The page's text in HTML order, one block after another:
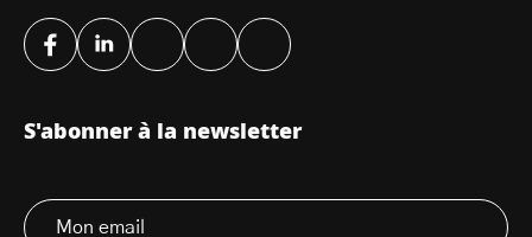
S'abonner à la newsletter